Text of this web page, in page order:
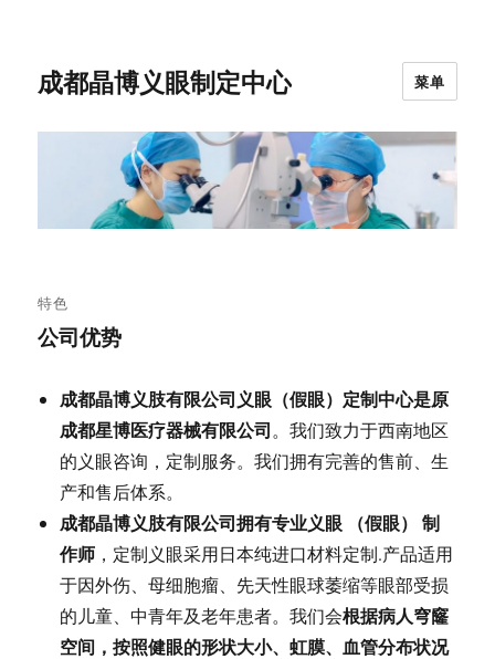
成都晶博义眼制定中心 菜单
特色
公司优势
成都晶博义肢有限公司 义眼 （假眼）定制中心是原
成都星博医疗器械有限公司。我们致力于西南地区
的义眼咨询，定制服务。我们拥有完善的售前、生
产和售后体系。
成都晶博义肢有限公司拥有专业义眼 （假眼） 制
作师 ，定制义眼采用日本纯进口材料定制.产品适用
于因外伤、母细胞瘤、先天性眼球萎缩等眼部受损
的儿童、中青年及老年患者。我们会根据病人穹窿
空间，按照健眼的形状大小、虹膜、血管分布状况